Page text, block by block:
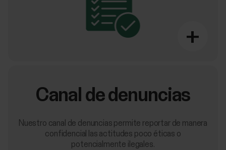
+
Canal de denuncias
Nuestro canal de denuncias permite reportar de manera
confidencial las actitudes poco éticas o
potencialmente ilegales.